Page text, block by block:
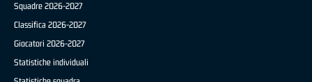
Squadre 2026-2027
Classifica 2026-2027
Giocatori 2026-2027
Statistiche individuali